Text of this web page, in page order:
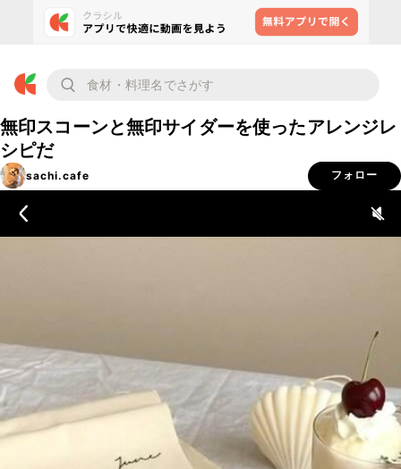
無印スコーンと無印サイダーを使ったアレンジレ
シピだ
sachi.cafe フォロー